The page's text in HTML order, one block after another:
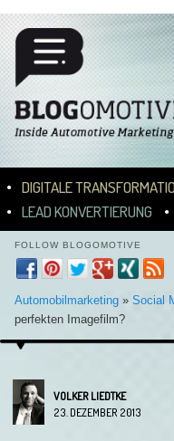
ZUM INHALT WECHSELN
ZUM SEKUNDÄREN INHALT
DIGITALE
LEAD KONVERTIERUNG
FOLLOW BLOGOMOTIVE
Automobilmarketing » Social
perfekten Imagefilm?
VOLKER LIEDTKE
23. DEZEMBER 2013